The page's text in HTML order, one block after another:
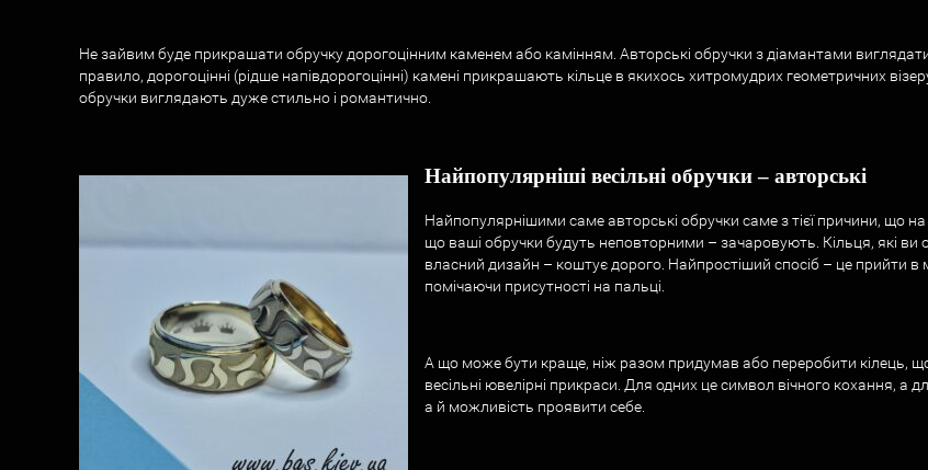
Не зайвим буде прикрашати обручку дорогоцінним каменем або камінням. Авторські обручки з діамантами
правило, дорогоцінні (рідше напівдорогоцінні) камені прикрашають кільце в якихось хитромудрих геометричних
обручки виглядають дуже стильно і романтично.
Найпопулярніші весільні обручки – авторські
Найпопулярнішими саме авторські обручки саме з тієї причини, що на
що ваші обручки будуть неповторними – зачаровують. Кільця, які
власний дизайн – коштує дорого. Найпростіший спосіб – це прийти в
помічаючи присутності на пальці.
А що може бути краще, ніж разом придумав або переробити кілець,
весільні ювелірні прикраси. Для одних це символ вічного кохання, а
а й можливість проявити себе.